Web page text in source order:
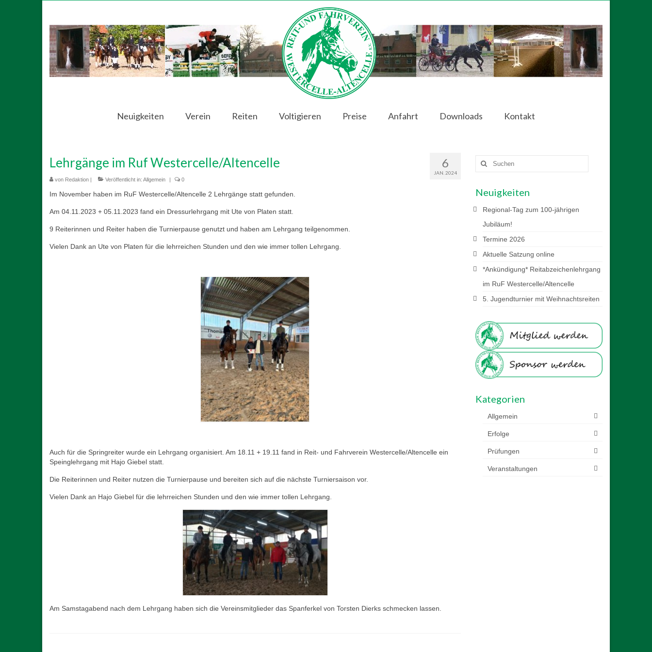
Neuigkeiten Verein Reiten Voltigieren Preise Anfahrt Downloads Kontakt
6
JAN. 2024
Lehrgänge im Ruf Westercelle/Altencelle
von Redaktion Veröffentlicht in: Allgemein 0
Im November haben im RuF Westercelle/Altencelle 2 Lehrgänge statt gefunden.
Am 04.11.2023 + 05.11.2023 fand ein Dressurlehrgang mit Ute von Platen statt.
9 Reiterinnen und Reiter haben die Turnierpause genutzt und haben am Lehrgang teilgenommen.
Vielen Dank an Ute von Platen für die lehrreichen Stunden und den wie immer tollen Lehrgang.
Auch für die Springreiter wurde ein Lehrgang organisiert. Am 18.11 + 19.11 fand in Reit- und Fahrverein Westercelle/Altencelle ein
Speinglehrgang mit Hajo Giebel statt.
Die Reiterinnen und Reiter nutzen die Turnierpause und bereiten sich auf die nächste Turniersaison vor.
Vielen Dank an Hajo Giebel für die lehrreichen Stunden und den wie immer tollen Lehrgang.
Am Samstagabend nach dem Lehrgang haben sich die Vereinsmitglieder das Spanferkel von Torsten Dierks schmecken lassen.
Suchen
nach:
Neuigkeiten
Regional-Tag zum 100-jährigen
Jubiläum!
Termine 2026
Aktuelle Satzung online
*Ankündigung* Reitabzeichenlehrgang
im RuF Westercelle/Altencelle
5. Jugendturnier mit Weihnachtsreiten
Kategorien
Allgemein
Erfolge
Prüfungen
Veranstaltungen